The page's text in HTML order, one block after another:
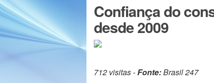
Confiança do
desde 2009
712 visitas -Fonte:Brasil 247